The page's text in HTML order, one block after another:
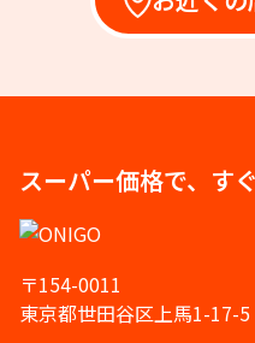
スーパー価格で、す
〒154-0011
東京都世田谷区上馬1-17-5